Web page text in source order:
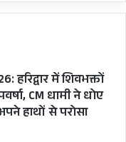
PUROHITS
हरिद्वार में शिवभक्तों
CM धामी ने धोए
हाथों से परोसा